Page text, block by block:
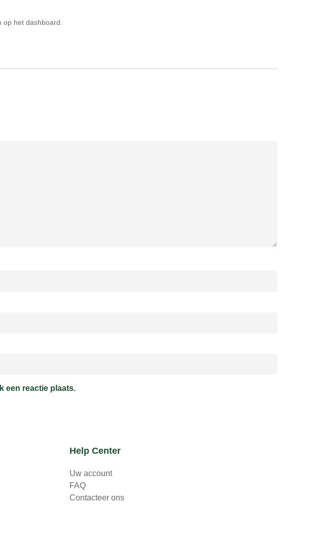
het dashboard.
een reactie plaats.
Help Center
Uw account
FAQ
Contacteer ons